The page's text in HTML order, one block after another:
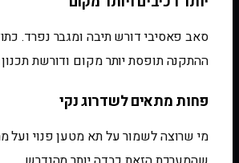
סאב פאסיבי דורש תיבה ומגבר נפרד.
ההתקנה תופסת יותר מקום ודורשת תכנון
פחות מתאים לשדרוג נקי
מי שרוצה לשמור על תא מטען פנוי ועל